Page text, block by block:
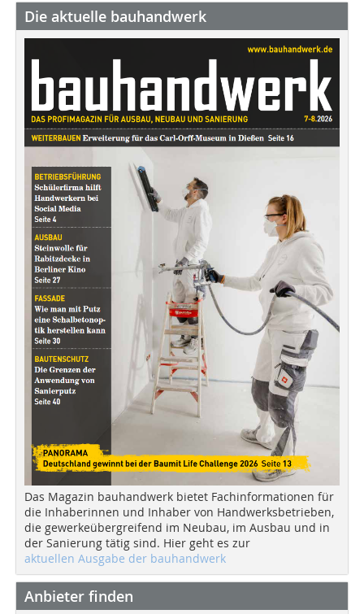
Die aktuelle bauhandwerk
Das Magazin bauhandwerk bietet Fachinformationen für
die Inhaberinnen und Inhaber von Handwerksbetrieben,
die gewerkeübergreifend im Neubau, im Ausbau und in
der Sanierung tätig sind. Hier geht es zur
aktuellen Ausgabe der bauhandwerk
Anbieter finden